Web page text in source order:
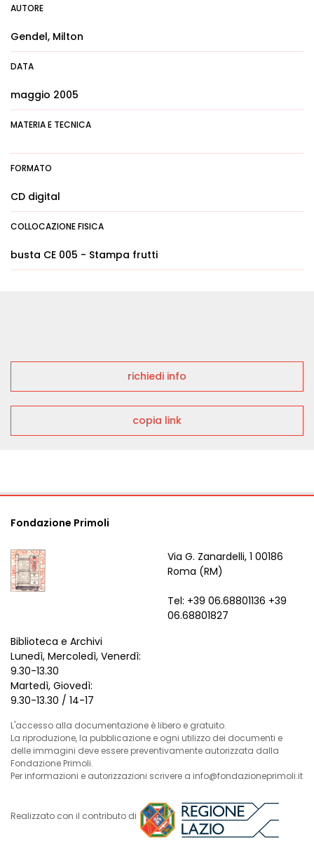
AUTORE
Gendel, Milton
DATA
maggio 2005
MATERIA E TECNICA
FORMATO
CD digital
COLLOCAZIONE FISICA
busta CE 005 - Stampa frutti
richiedi info
copia link
Fondazione Primoli
Via G. Zanardelli, 1 00186
Roma (RM)
Tel: +39 06.68801136 +39
06.68801827
Biblioteca e Archivi
Lunedì, Mercoledì, Venerdì:
9.30-13.30
Martedì, Giovedì:
9.30-13.30 / 14-17
L'accesso alla documentazione è libero e gratuito.
La riproduzione, la pubblicazione e ogni utilizzo dei documenti e
delle immagini deve essere preventivamente autorizzata dalla
Fondazione Primoli.
Per informazioni e autorizzazioni scrivere a info@fondazioneprimoli.it
Realizzato con il contributo di